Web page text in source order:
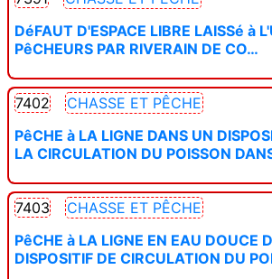
DéFAUT D'ESPACE LIBRE LAISSé à
PêCHEURS PAR RIVERAIN DE CO…
7402
CHASSE ET PÊCHE
PêCHE à LA LIGNE DANS UN
LA CIRCULATION DU POISSON
7403
CHASSE ET PÊCHE
PêCHE à LA LIGNE EN EAU DOUCE
DISPOSITIF DE CIRCULATION DU